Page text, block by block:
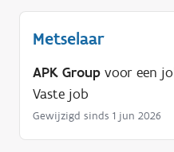
Metselaar
APK Group voor een
Vaste job
Gewijzigd sinds 1 jun 2026